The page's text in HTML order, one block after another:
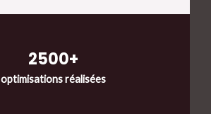
2500+
optimisations réalisées